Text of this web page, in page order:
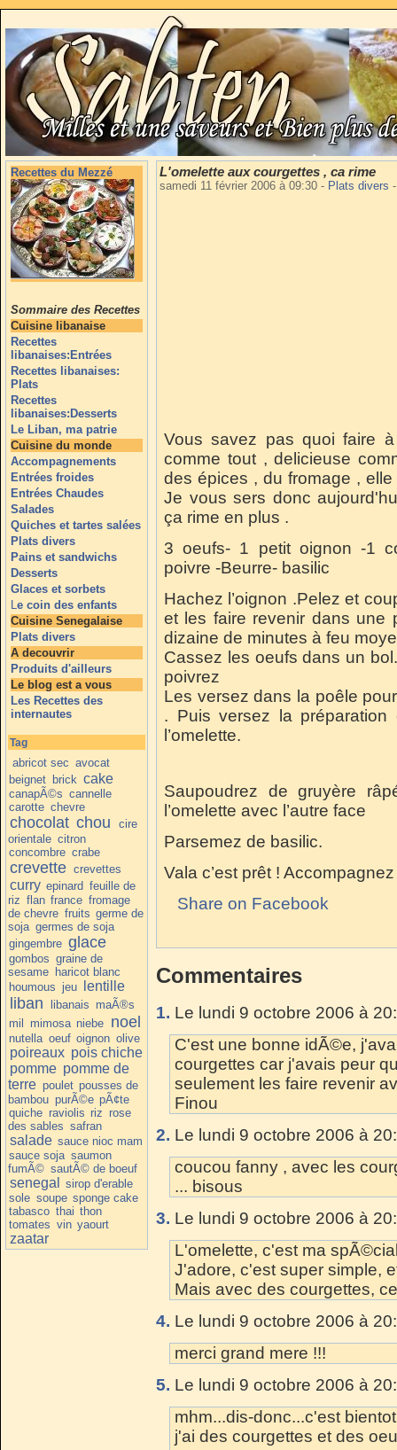
Recettes du Mezzé
Sommaire des Recettes
Cuisine libanaise
Recettes
libanaises:Entrées
Recettes libanaises:
Plats
Recettes
libanaises:Desserts
Le Liban, ma patrie
Cuisine du monde
Accompagnements
Entrées froides
Entrées Chaudes
Salades
Quiches et tartes salées
Plats divers
Pains et sandwichs
Desserts
Glaces et sorbets
Le coin des enfants
Cuisine Senegalaise
Plats divers
A decouvrir
Produits d'ailleurs
Le blog est a vous
Les Recettes des
internautes
Tag
abricot sec avocat
beignet brick cake
canapÃ©s cannelle
carotte chevre
chocolat chou
cire
orientale citron
concombre crabe
crevette crevettes
curry epinard feuille de
riz flan france fromage
de chevre fruits germe de
soja germes de soja
gingembre glace
gombos graine de
sesame haricot blanc
houmous jeu lentille
liban libanais maÃ®s
mil mimosa niebe noel
nutella oeuf oignon olive
poireaux pois chiche
pomme pomme de
terre poulet pousses de
bambou purÃ©e pÃ¢te
quiche raviolis riz rose
des sables safran
salade sauce nioc mam
sauce soja saumon
fumÃ© sautÃ© de boeuf
senegal
sirop d'erable
sole soupe sponge cake
tabasco thai thon
tomates vin yaourt
zaatar
L'omelette aux courgettes , ca rime
samedi 11 février 2006 à 09:30 - Plats divers -
Vous savez pas quoi faire
comme tout , delicieuse
des épices , du fromage ,
Je vous sers donc
ça rime en plus .
3 oeufs- 1 petit oignon -1
poivre -Beurre- basilic
Hachez l’oignon .Pelez et
et les faire revenir dans une
dizaine de minutes à feu
Cassez les oeufs dans un
poivrez
Les versez dans la poêle
. Puis versez la
l’omelette.
Saupoudrez de gruyère
l’omelette avec l’autre face
Parsemez de basilic.
Vala c’est prêt !
Share on Facebook
Commentaires
1. Le lundi 9 octobre 2006 à
C'est une bonne idÃ©e,
courgettes car j'avais peur
seulement les faire revenir
Finou
2. Le lundi 9 octobre 2006 à
coucou fanny , avec les
... bisous
3. Le lundi 9 octobre 2006 à
L'omelette, c'est ma
J'adore, c'est super simple,
Mais avec des courgettes,
4. Le lundi 9 octobre 2006 à
merci grand mere !!!
5. Le lundi 9 octobre 2006 à
mhm...dis-donc...c'est
j'ai des courgettes et des